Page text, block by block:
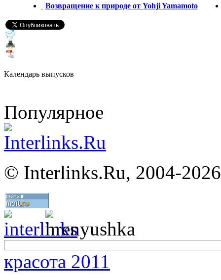
Возвращение к природе от Yohji Yamamoto
Календарь выпусков
Популярное
© Interlinks.Ru, 2004-2026
красота 2011